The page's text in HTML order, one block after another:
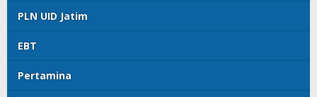
PLN UID Jatim
EBT
Pertamina